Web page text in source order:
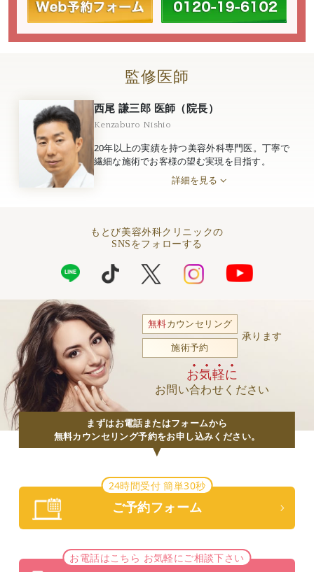
監修医師
西尾 謙三郎 医師（院長）
Kenzaburo Nishio
20年以上の実績を持つ美容外科専門医。丁寧で
繊細な施術でお客様の望む実現を目指す。
詳細を見る
もとび美容外科クリニックの
SNSをフォローする
無料カウンセリング
施術予約
承ります
お気軽に
お問い合わせください
まずはお電話またはフォームから
無料カウンセリング予約をお申し込みください。
24時間受付 簡単30秒
ご予約フォーム
お電話はこちら お気軽にご相談下さい